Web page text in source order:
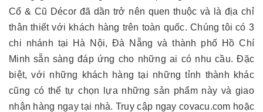
Cổ & Cũ Décor đã dần trở nên quen thuộc và là địa chỉ
thân thiết với khách hàng trên toàn quốc. Chúng tôi có 3
chi nhánh tại Hà Nội, Đà Nẵng và thành phố Hồ Chí
Minh sẵn sàng đáp ứng cho những ai có nhu cầu. Đặc
biệt, với những khách hàng tại những tỉnh thành khác
cũng có thể tự chọn lựa những sản phẩm này và giao
nhận hàng ngay tại nhà. Truy cập ngay covacu.com hoặc